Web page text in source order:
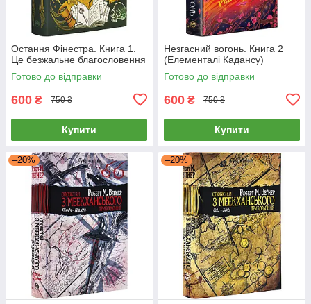
Остання Фінестра. Книга 1.
Це безжальне благословення
Готово до відправки
600 ₴ 750 ₴
Купити
Незгасний вогонь. Книга 2
(Елементалі Кадансу)
Готово до відправки
600 ₴ 750 ₴
Купити
–20% –20%